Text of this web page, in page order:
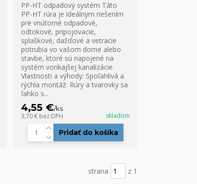
PP-HT odpadový systém Táto
PP-HT rúra je ideálnym riešením
pre vnútorné odpadové,
odtokové, pripojovacie,
splaškové, dažďové a vetracie
potrubia vo vašom dome alebo
stavbe, ktoré sú napojené na
systém vonkajšej kanalizácie.
Vlastnosti a výhody: Spoľahlivá a
rýchla montáž: Rúry a tvarovky sa
ľahko s...
4,55 €/ks
3,70 € bez DPH skladom
Pridať do košíka
strana z 1